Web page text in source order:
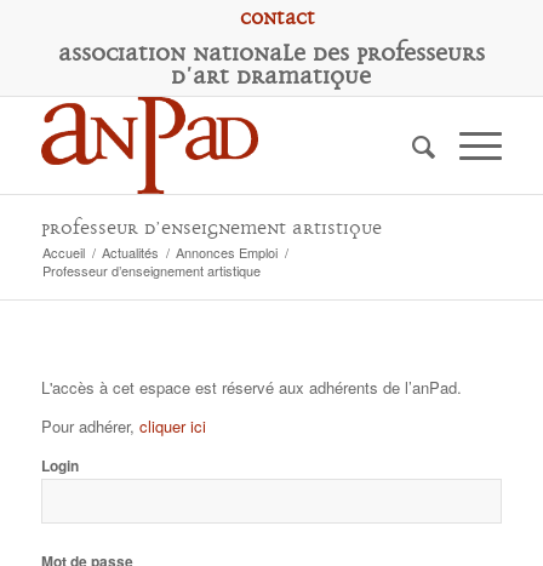
Contact
Association Nationale des Professeurs
d'Art Dramatique
Professeur d’enseignement artistique
Accueil / Actualités / Annonces Emploi /
Professeur d’enseignement artistique
L'accès à cet espace est réservé aux adhérents de l’anPad.
Pour adhérer, cliquer ici
Login